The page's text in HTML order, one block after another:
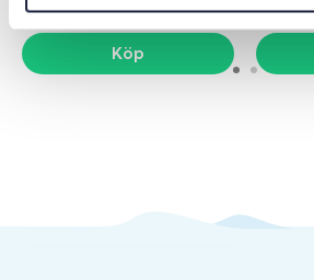
Köp